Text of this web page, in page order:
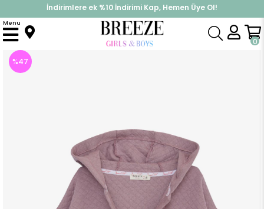
%30 Sepette Yaz İndirimi, Hemen Al!
İndirimlere ek %10 İndirimi Kap, Hemen Üye Ol!
0
Menu
Anasayfa Üst Giyim Hırka
%47